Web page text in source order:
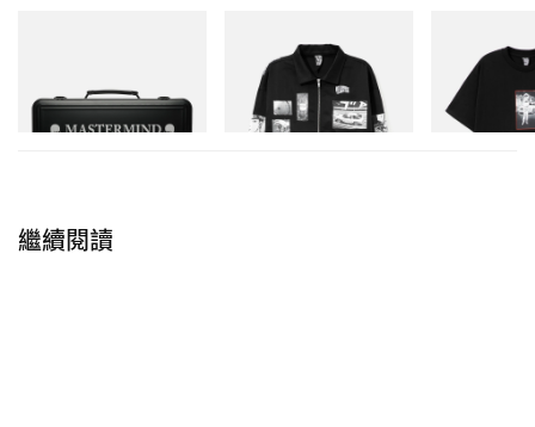
Billionaire Boys Club X Initial
D Cotton Jacket
立即購入
BILLIONAIRE
INITIAL D
立即購入
繼續閱讀